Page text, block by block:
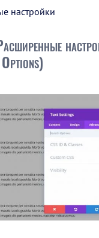
настройки